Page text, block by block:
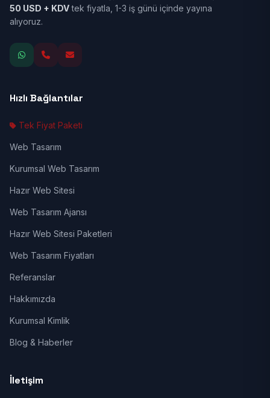
50 USD + KDVtek fiyatla, 1-3 iş günü içinde yayına
alıyoruz.
Hızlı Bağlantılar
Tek Fiyat Paketi
Web Tasarım
Kurumsal Web Tasarım
Hazır Web Sitesi
Web Tasarım Ajansı
Hazır Web Sitesi Paketleri
Web Tasarım Fiyatları
Referanslar
Hakkımızda
Kurumsal Kimlik
Blog & Haberler
İletişim